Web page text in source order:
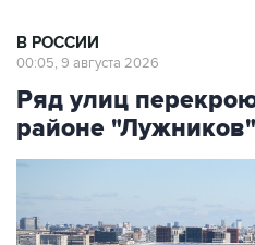
В РОССИИ
00:05, 9 августа 2026
Ряд улиц
районе